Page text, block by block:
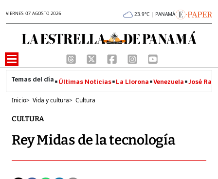
VIERNES 07 AGOSTO 2026 23.9°C | PANAMÁ
Últimas Noticias La Llorona Venezuela José
Inicio> Vida y cultura> Cultura
CULTURA
Rey Midas de la tecnología